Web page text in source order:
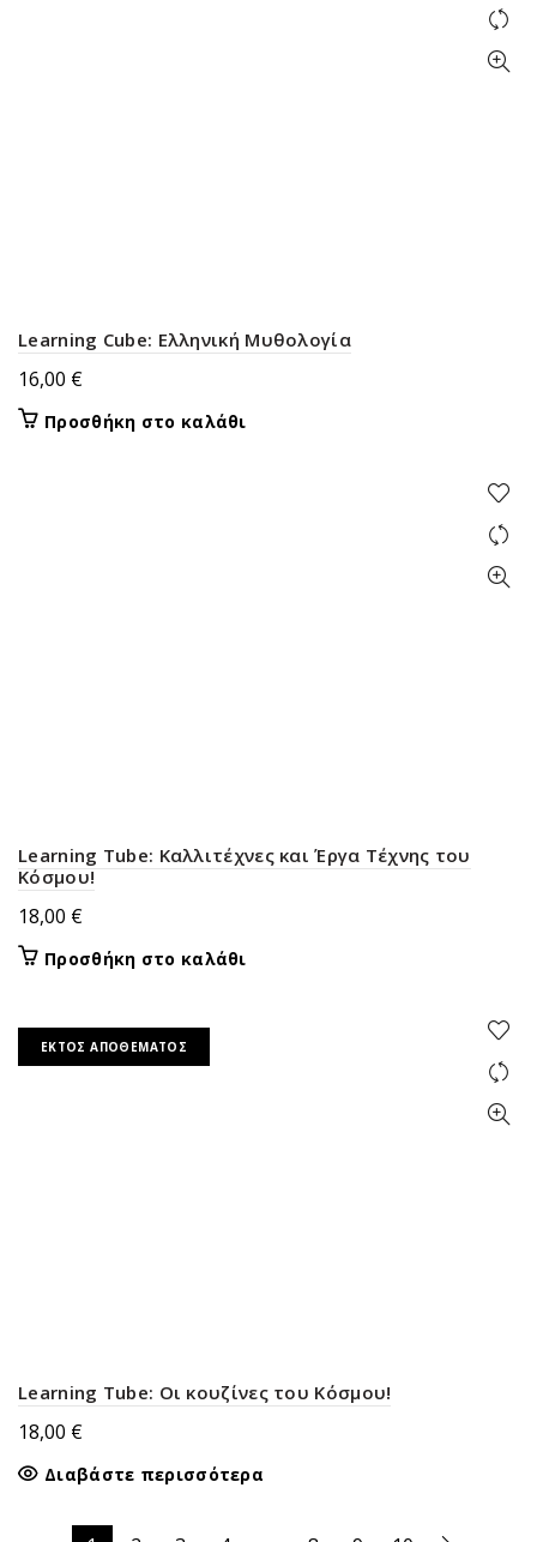
Learning Cube: Ελληνική Μυθολογία
16,00 €
Προσθήκη στο καλάθι
Learning Tube: Καλλιτέχνες και Έργα Τέχνης του
Κόσμου!
18,00 €
Προσθήκη στο καλάθι
ΕΚΤΌΣ ΑΠΟΘΈΜΑΤΟΣ
Learning Tube: Οι κουζίνες του Κόσμου!
18,00 €
Διαβάστε περισσότερα